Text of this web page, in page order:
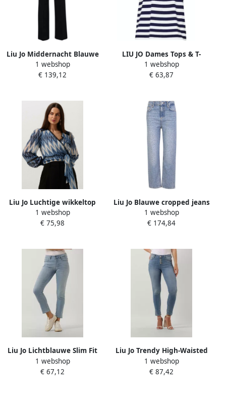
Liu Jo Middernacht Blauwe
Broek met Riemlussen Blue
Dames
1 webshop
€ 139,12
LIU JO Dames Tops & T-
shirts J.striped T-shirt
Blauw wit Gestreept
1 webshop
€ 63,87
Liu Jo Luchtige wikkeltop
met kanten details
Sunshine blauw
1 webshop
€ 75,98
Liu Jo Blauwe cropped jeans
met hoge taille en strass
versiering Blauw Dames
1 webshop
€ 174,84
Liu Jo Lichtblauwe Slim Fit
Jeans Autentic Monroe
Reeg.w.
1 webshop
€ 67,12
Liu Jo Trendy High-Waisted
Skinny Jeans Blauw Dames
1 webshop
€ 87,42